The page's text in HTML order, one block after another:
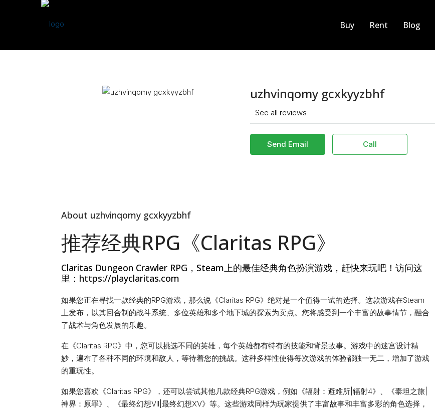
Buy Rent Blog
uzhvinqomy gcxkyyzbhf
See all reviews
Send Email Call
About uzhvinqomy gcxkyyzbhf
推荐经典RPG《Claritas RPG》
Claritas Dungeon Crawler RPG，Steam上的最佳经典角色扮演游戏，赶快来玩吧！访问这
里：https://playclaritas.com
如果您正在寻找一款经典的RPG游戏，那么说《Claritas RPG》绝对是一个值得一试的选择。这款游戏在Steam
上发布，以其回合制的战斗系统、多位英雄和多个地下城的探索为卖点。您将感受到一个丰富的故事情节，融合
了战术与角色发展的乐趣。
在《Claritas RPG》中，您可以挑选不同的英雄，每个英雄都有特有的技能和背景故事。游戏中的迷宫设计精
妙，遍布了各种不同的环境和敌人，等待着您的挑战。这种多样性使得每次游戏的体验都独一无二，增加了游戏
的重玩性。
如果您喜欢《Claritas RPG》，还可以尝试其他几款经典RPG游戏，例如《辐射：避难所|辐射4》、《泰坦之旅|
神界：原罪》、《最终幻想VII|最终幻想XV》等。这些游戏同样为玩家提供了丰富故事和丰富多彩的角色选择，